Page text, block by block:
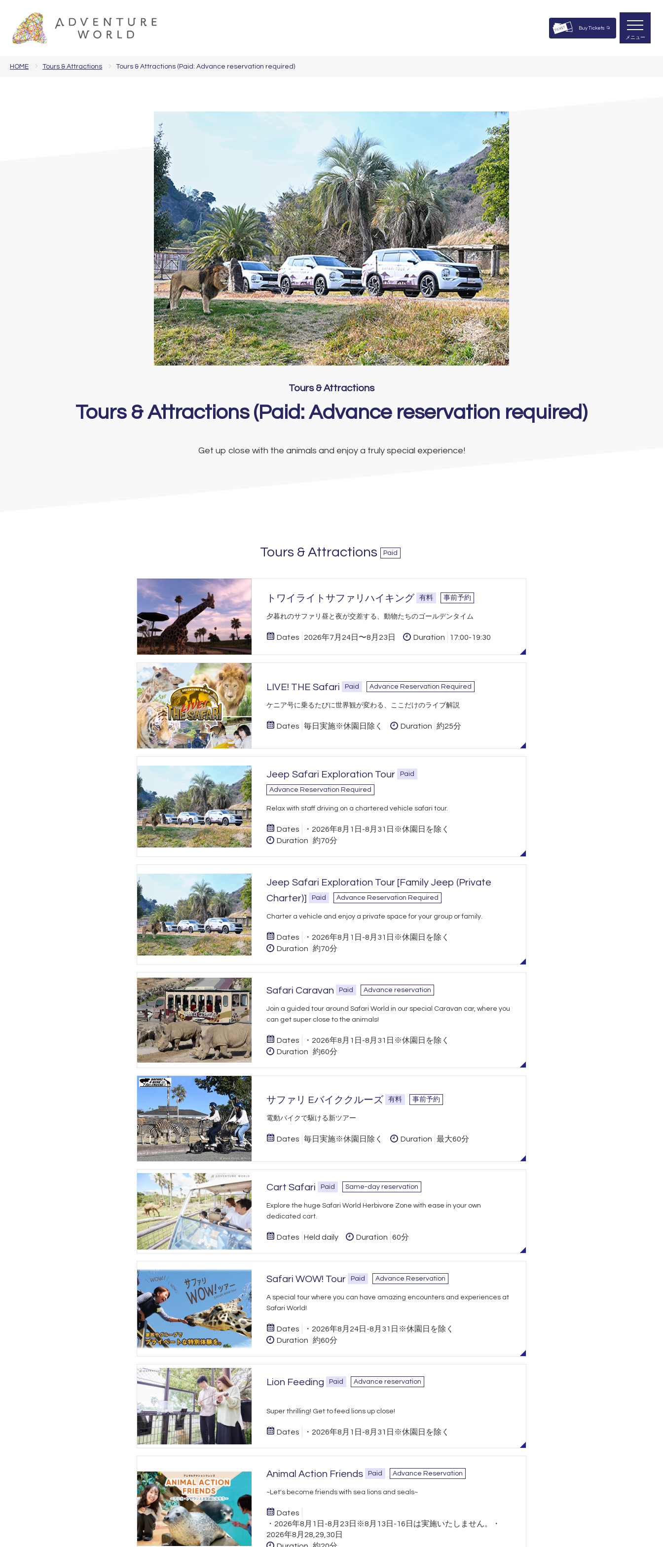
Buy Tickets
メニュー
HOME Tours & Attractions Tours & Attractions (Paid: Advance reservation required)
Tours & Attractions
Tours & Attractions (Paid: Advance reservation required)
Get up close with the animals and enjoy a truly special experience!
Tours & Attractions Paid
トワイライトサファリハイキング 有料 事前予約
​夕暮れのサファリ昼と夜が交差する、動物たちのゴールデンタイム
Dates 2026年7月24日〜8月23日 Duration 17:00-19:30
LIVE! THE Safari Paid Advance Reservation Required
​ケニア号に乗るたびに世界観が変わる、ここだけのライブ解説
Dates 毎日実施※休園日除く Duration 約25分
Jeep Safari Exploration Tour Paid
Advance Reservation Required
Relax with staff driving on a chartered vehicle safari tour.
Dates
・2026年8月1日-8月31日※休園日を除く
Duration
約70分
Jeep Safari Exploration Tour [Family Jeep (Private
Charter)]
Paid Advance Reservation Required
Charter a vehicle and enjoy a private space for your group or family.
Dates
・2026年8月1日-8月31日※休園日を除く
Duration
約70分
Safari Caravan Paid Advance reservation
Join a guided tour around Safari World in our special Caravan car, where you
can get super close to the animals!
Dates
・2026年8月1日-8月31日※休園日を除く
Duration
約60分
サファリ Eバイククルーズ 有料 事前予約
​電動バイクで駆ける新ツアー
Dates 毎日実施※休園日除く Duration 最大60分
Cart Safari Paid Same-day reservation
Explore the huge Safari World Herbivore Zone with ease in your own
dedicated cart.
Dates Held daily Duration 60分
Safari WOW! Tour Paid Advance Reservation
A special tour where you can have amazing encounters and experiences at
Safari World!
Dates
・2026年8月24日-8月31日※休園日を除く
Duration
約60分
Lion Feeding Paid Advance reservation
Super thrilling! Get to feed lions up close!
Dates ・2026年8月1日-8月31日※休園日を除く
Animal Action Friends Paid Advance Reservation
~Let's become friends with sea lions and seals~
Dates
・2026年8月1日-8月23日※8月13日-16日は実施いたしません。・
2026年8月28,29,30日